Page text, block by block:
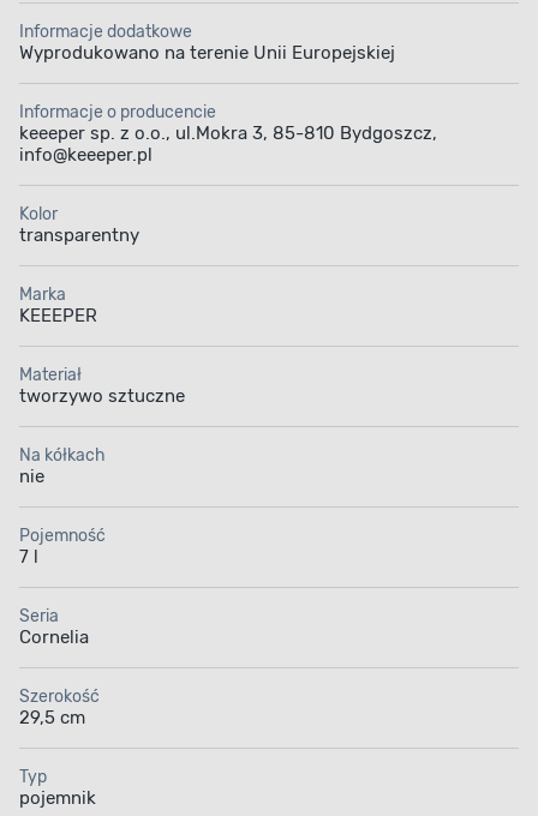
Informacje dodatkowe
Wyprodukowano na terenie Unii Europejskiej
Informacje o producencie
keeeper sp. z o.o., ul.Mokra 3, 85-810 Bydgoszcz,
info@keeeper.pl
Kolor
transparentny
Marka
KEEEPER
Materiał
tworzywo sztuczne
Na kółkach
nie
Pojemność
7 l
Seria
Cornelia
Szerokość
29,5 cm
Typ
pojemnik